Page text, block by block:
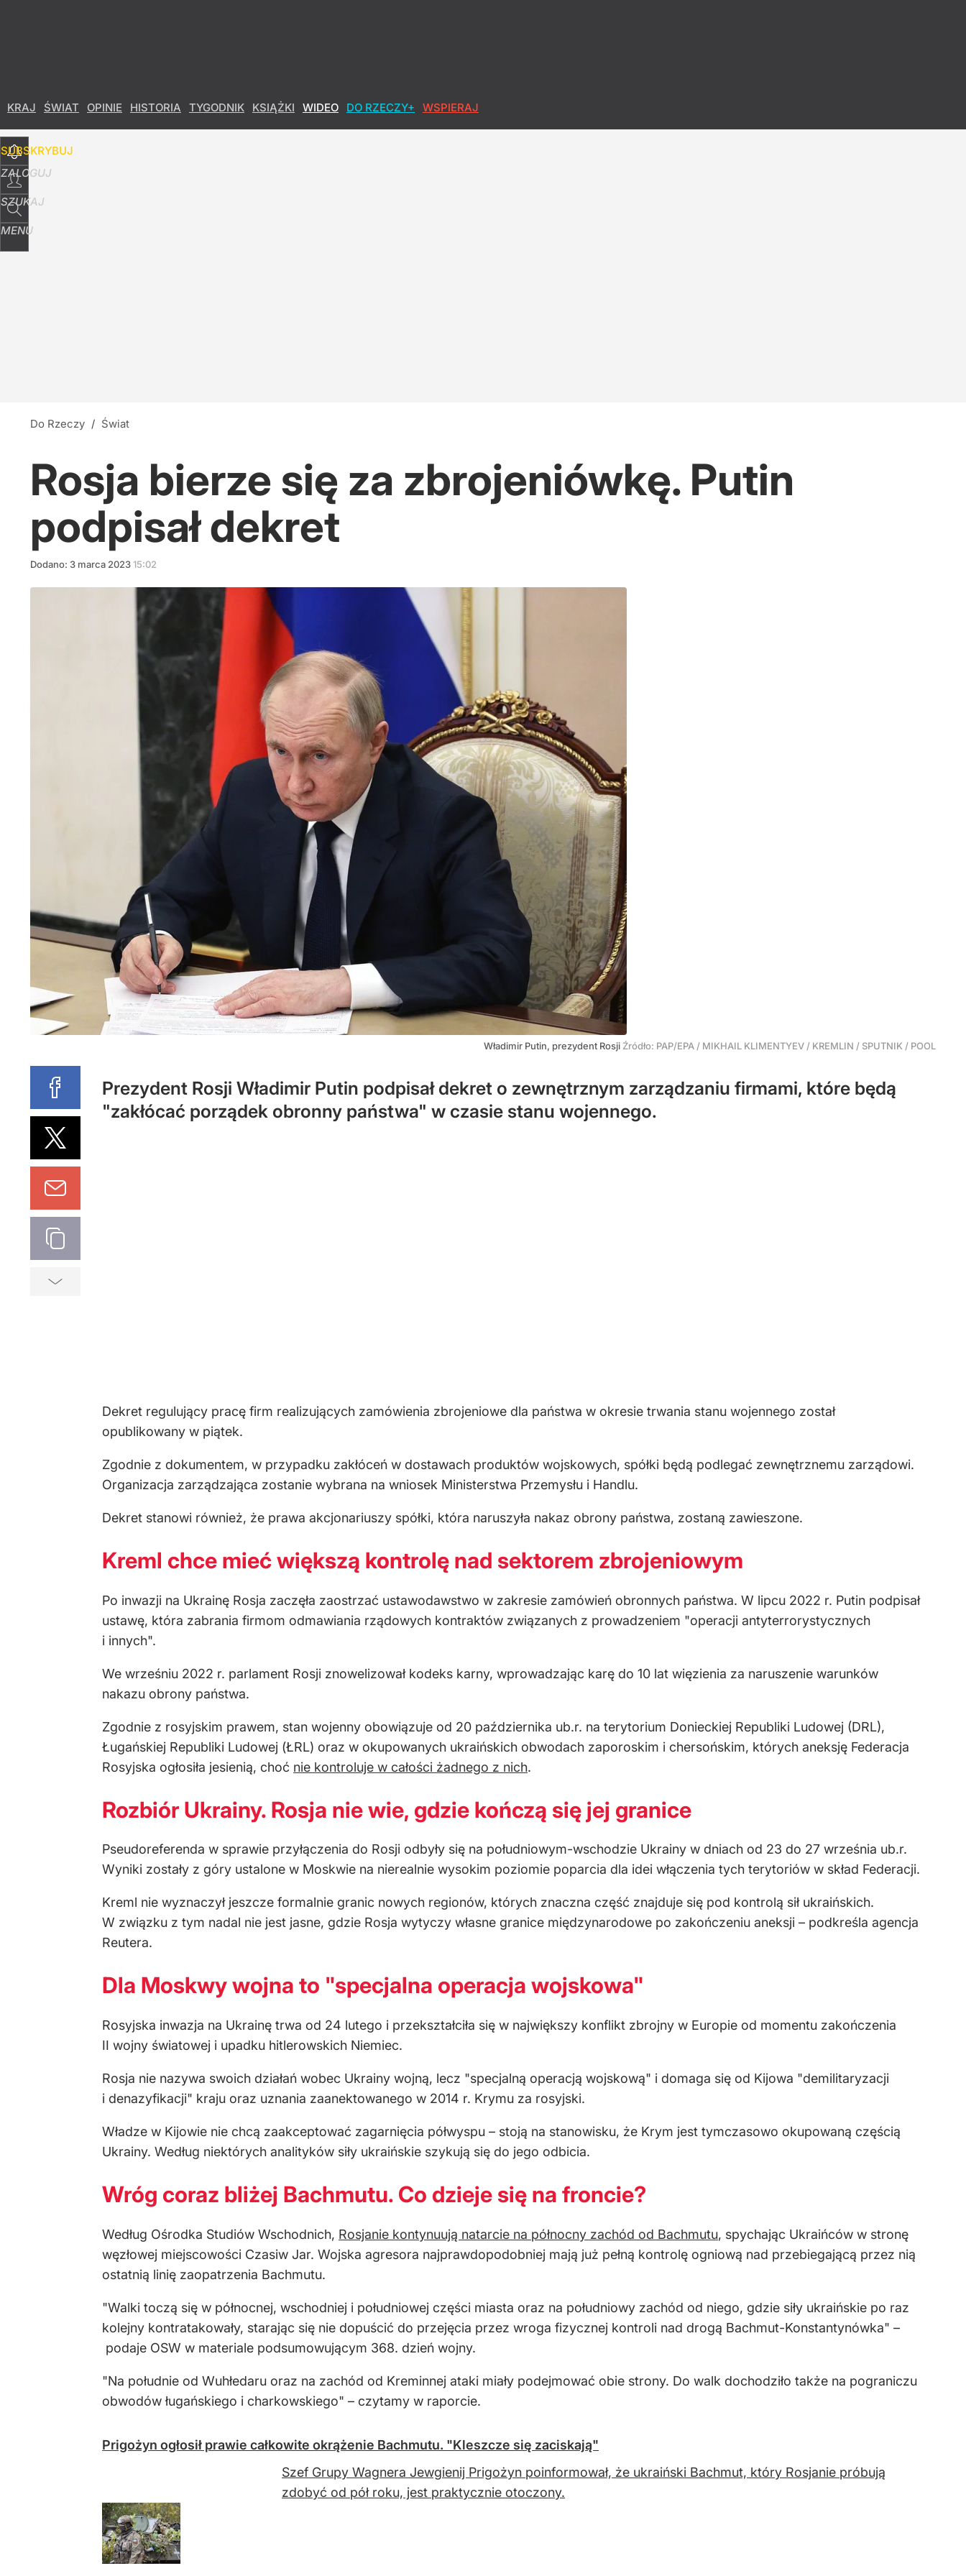
KRAJ ŚWIAT OPINIE HISTORIA TYGODNIK KSIĄŻKI WIDEO DO RZECZY+ WSPIERAJ
SUBSKRYBUJ
ZALOGUJ
SZUKAJ
MENU
Do Rzeczy / Świat
Rosja bierze się za zbrojeniówkę. Putin
podpisał dekret
Dodano: 3 marca 202315:02
Władimir Putin, prezydent Rosji Źródło: PAP/EPA / MIKHAIL KLIMENTYEV / KREMLIN / SPUTNIK / POOL
Prezydent Rosji Władimir Putin podpisał dekret o zewnętrznym zarządzaniu firmami, które będą
"zakłócać porządek obronny państwa" w czasie stanu wojennego.
Dekret regulujący pracę firm realizujących zamówienia zbrojeniowe dla państwa w okresie trwania stanu wojennego został
opublikowany w piątek.
Zgodnie z dokumentem, w przypadku zakłóceń w dostawach produktów wojskowych, spółki będą podlegać zewnętrznemu zarządowi.
Organizacja zarządzająca zostanie wybrana na wniosek Ministerstwa Przemysłu i Handlu.
Dekret stanowi również, że prawa akcjonariuszy spółki, która naruszyła nakaz obrony państwa, zostaną zawieszone.
Kreml chce mieć większą kontrolę nad sektorem zbrojeniowym
Po inwazji na Ukrainę Rosja zaczęła zaostrzać ustawodawstwo w zakresie zamówień obronnych państwa. W lipcu 2022 r. Putin podpisał
ustawę, która zabrania firmom odmawiania rządowych kontraktów związanych z prowadzeniem "operacji antyterrorystycznych
i innych".
We wrześniu 2022 r. parlament Rosji znowelizował kodeks karny, wprowadzając karę do 10 lat więzienia za naruszenie warunków
nakazu obrony państwa.
Zgodnie z rosyjskim prawem, stan wojenny obowiązuje od 20 października ub.r. na terytorium Donieckiej Republiki Ludowej (DRL),
Ługańskiej Republiki Ludowej (ŁRL) oraz w okupowanych ukraińskich obwodach zaporoskim i chersońskim, których aneksję Federacja
Rosyjska ogłosiła jesienią, choć nie kontroluje w całości żadnego z nich.
Rozbiór Ukrainy. Rosja nie wie, gdzie kończą się jej granice
Pseudoreferenda w sprawie przyłączenia do Rosji odbyły się na południowym-wschodzie Ukrainy w dniach od 23 do 27 września ub.r.
Wyniki zostały z góry ustalone w Moskwie na nierealnie wysokim poziomie poparcia dla idei włączenia tych terytoriów w skład Federacji.
Kreml nie wyznaczył jeszcze formalnie granic nowych regionów, których znaczna część znajduje się pod kontrolą sił ukraińskich.
W związku z tym nadal nie jest jasne, gdzie Rosja wytyczy własne granice międzynarodowe po zakończeniu aneksji – podkreśla agencja
Reutera.
Dla Moskwy wojna to "specjalna operacja wojskowa"
Rosyjska inwazja na Ukrainę trwa od 24 lutego i przekształciła się w największy konflikt zbrojny w Europie od momentu zakończenia
II wojny światowej i upadku hitlerowskich Niemiec.
Rosja nie nazywa swoich działań wobec Ukrainy wojną, lecz "specjalną operacją wojskową" i domaga się od Kijowa "demilitaryzacji
i denazyfikacji" kraju oraz uznania zaanektowanego w 2014 r. Krymu za rosyjski.
Władze w Kijowie nie chcą zaakceptować zagarnięcia półwyspu – stoją na stanowisku, że Krym jest tymczasowo okupowaną częścią
Ukrainy. Według niektórych analityków siły ukraińskie szykują się do jego odbicia.
Wróg coraz bliżej Bachmutu. Co dzieje się na froncie?
Według Ośrodka Studiów Wschodnich, Rosjanie kontynuują natarcie na północny zachód od Bachmutu, spychając Ukraińców w stronę
węzłowej miejscowości Czasiw Jar. Wojska agresora najprawdopodobniej mają już pełną kontrolę ogniową nad przebiegającą przez nią
ostatnią linię zaopatrzenia Bachmutu.
"Walki toczą się w północnej, wschodniej i południowej części miasta oraz na południowy zachód od niego, gdzie siły ukraińskie po raz
kolejny kontratakowały, starając się nie dopuścić do przejęcia przez wroga fizycznej kontroli nad drogą Bachmut-Konstantynówka" –
podaje OSW w materiale podsumowującym 368. dzień wojny.
"Na południe od Wuhłedaru oraz na zachód od Kreminnej ataki miały podejmować obie strony. Do walk dochodziło także na pograniczu
obwodów ługańskiego i charkowskiego" – czytamy w raporcie.
Prigożyn ogłosił prawie całkowite okrążenie Bachmutu. "Kleszcze się zaciskają"
Szef Grupy Wagnera Jewgienij Prigożyn poinformował, że ukraiński Bachmut, który Rosjanie próbują
zdobyć od pół roku, jest praktycznie otoczony.